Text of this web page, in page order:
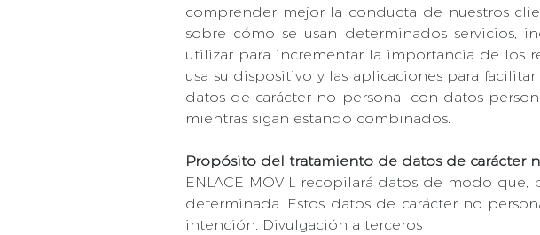
comprender mejor la conducta de nuestros
sobre cómo se usan determinados servicios,
utilizar para incrementar la importancia de los
usa su dispositivo y las aplicaciones para
datos de carácter no personal con datos
mientras sigan estando combinados.
Propósito del tratamiento de datos de carácter
ENLACE MÓVIL recopilará datos de modo
determinada. Estos datos de carácter no
intención. Divulgación a terceros